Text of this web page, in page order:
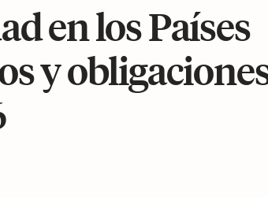
en los Países
y